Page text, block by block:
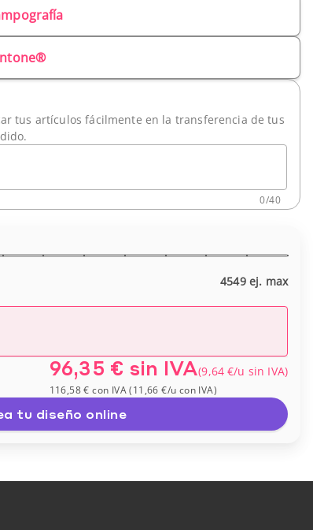
tus artículos fácilmente en la transferencia de tus
0/40
4549 ej. max
96,35 € sin IVA(9,64 €/u sin IVA)
116,58 € con IVA(11,66 €/u con IVA)
tu diseño online